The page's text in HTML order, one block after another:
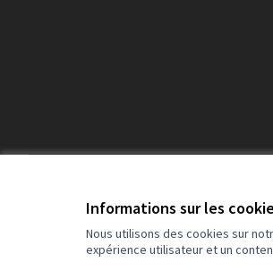
Informations sur les
Nous utilisons des cookies sur
expérience utilisateur et un